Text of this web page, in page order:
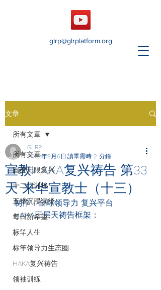
glrp@glrplatform.org
文章
所有文章
国度无限复兴
十二门训练
五维沉浸读经
每日新希望
标竿人生
标竿领导力生态圈
HAKA复兴祷告
领袖训练
所有文章
宣教HAKA复兴祷告 第33
天 来华宣教士（十三）
GLRP
2022年9月6日 讀畢需時 2 分鐘
制作：全球领导力 复兴平台
HAKA三层天祷告框架：